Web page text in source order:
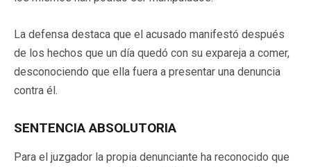
La defensa destaca que el acusado manifestó después
de los hechos que un día quedó con su expareja a comer,
desconociendo que ella fuera a presentar una denuncia
contra él.
SENTENCIA ABSOLUTORIA
Para el juzgador la propia denunciante ha reconocido que